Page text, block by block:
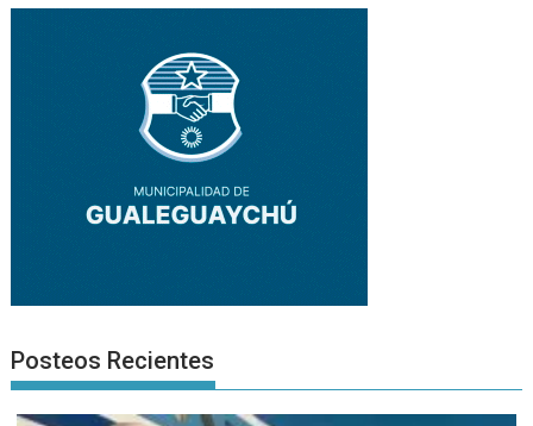
Posteos Recientes